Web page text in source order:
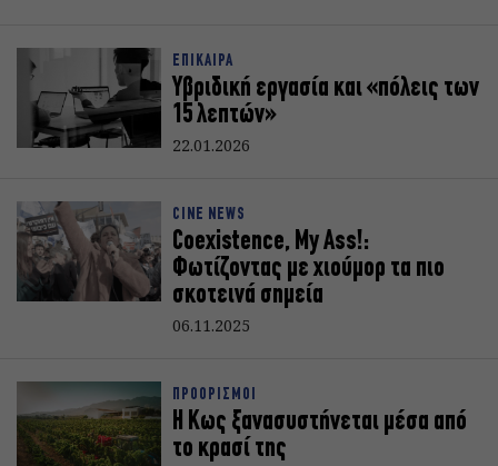
ΕΠΙΚΑΙΡΑ
Υβριδική εργασία και «πόλεις των
15 λεπτών»
22.01.2026
CINE NEWS
Coexistence, My Ass!:
Φωτίζοντας με χιούμορ τα πιο
σκοτεινά σημεία
06.11.2025
ΠΡΟΟΡΙΣΜΟΙ
Η Κως ξανασυστήνεται μέσα από
το κρασί της